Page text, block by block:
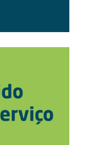
Questões
anormais que
causam
desconforto à
população).